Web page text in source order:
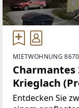
MIETWOHNUNG
Krieglach
Entdecken Sie